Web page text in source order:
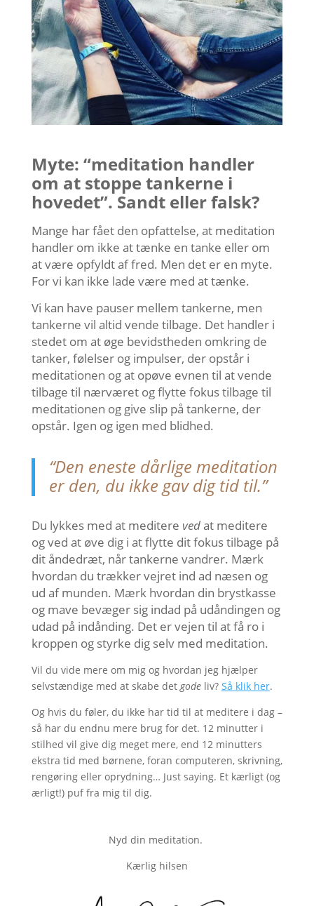
Myte: “meditation handler
om at stoppe tankerne i
hovedet”. Sandt eller falsk?
Mange har fået den opfattelse, at meditation
handler om ikke at tænke en tanke eller om
at være opfyldt af fred. Men det er en myte.
For vi kan ikke lade være med at tænke.
Vi kan have pauser mellem tankerne, men
tankerne vil altid vende tilbage. Det handler i
stedet om at øge bevidstheden omkring de
tanker, følelser og impulser, der opstår i
meditationen og at opøve evnen til at vende
tilbage til nærværet og flytte fokus tilbage til
meditationen og give slip på tankerne, der
opstår. Igen og igen med blidhed.
“Den eneste dårlige meditation
er den, du ikke gav dig tid til.”
Du lykkes med at meditere vedat meditere
og ved at øve dig i at flytte dit fokus tilbage på
dit åndedræt, når tankerne vandrer. Mærk
hvordan du trækker vejret ind ad næsen og
ud af munden. Mærk hvordan din brystkasse
og mave bevæger sig indad på udåndingen og
udad på indånding. Det er vejen til at få ro i
kroppen og styrke dig selv med meditation.
Vil du vide mere om mig og hvordan jeg hjælper
selvstændige med at skabe detgodeliv? Så klik her.
Og hvis du føler, du ikke har tid til at meditere i dag –
så har du endnu mere brug for det. 12 minutter i
stilhed vil give dig meget mere, end 12 minutters
ekstra tid med børnene, foran computeren, skrivning,
rengøring eller oprydning… Just saying. Et kærligt (og
ærligt!) puf fra mig til dig.
Nyd din meditation.
Kærlig hilsen